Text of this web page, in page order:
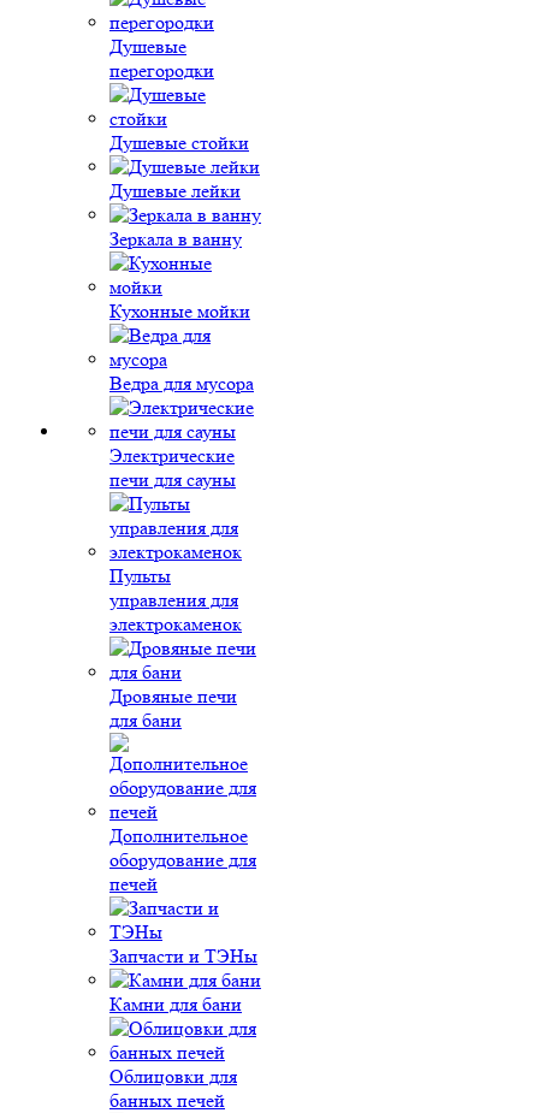
Душевые
перегородки
Душевые стойки
Душевые лейки
Зеркала в ванну
Кухонные мойки
Ведра для мусора
Электрические
печи для сауны
Пульты
управления для
электрокаменок
Дровяные печи
для бани
Дополнительное
оборудование для
печей
Запчасти и ТЭНы
Камни для бани
Облицовки для
банных печей